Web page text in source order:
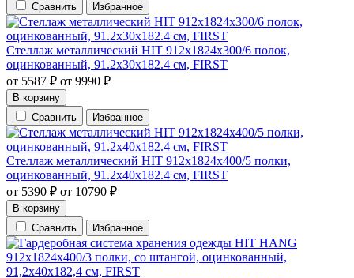
Сравнить
Избранное
Стеллаж металлический HIT 912х1824х300/6 полок,
оцинкованный, 91.2х30х182.4 см, FIRST
от 5587 ₽ от 9990 ₽
В корзину
Сравнить
Избранное
Стеллаж металлический HIT 912х1824х400/5 полки,
оцинкованный, 91.2х40х182.4 см, FIRST
от 5390 ₽ от 10790 ₽
В корзину
Сравнить
Избранное